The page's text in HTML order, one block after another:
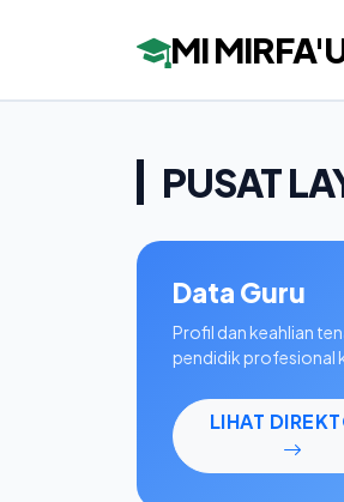
MI
PUSAT
Data Guru
Profil dan keahlian
pendidik profesional
LIHAT